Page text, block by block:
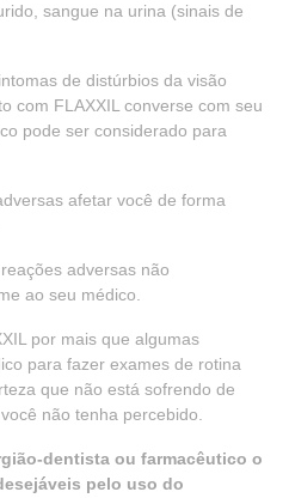
sangue na urina (sinais de
de distúrbios da visão
com FLAXXIL converse com seu
pode ser considerado para
afetar você de forma
adversas não
ao seu médico.
por mais que algumas
para fazer exames de rotina
que não está sofrendo de
não tenha percebido.
dentista ou farmacêutico o
pelo uso do